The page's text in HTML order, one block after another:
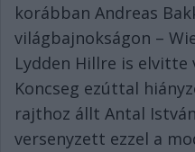
korábban Andreas
világbajnokságon –
Lydden Hillre is elvitte
Koncseg ezúttal
rajthoz állt Antal
versenyzett ezzel a